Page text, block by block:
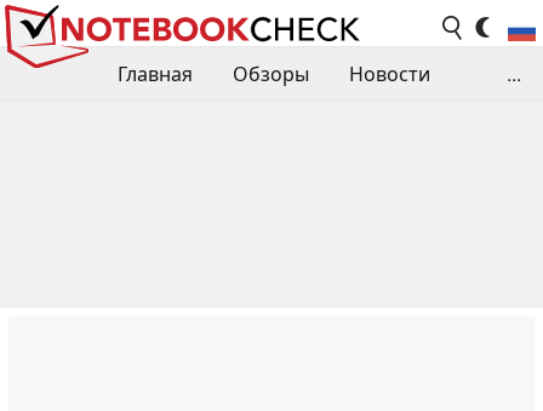
Главная Обзоры
Новости
...